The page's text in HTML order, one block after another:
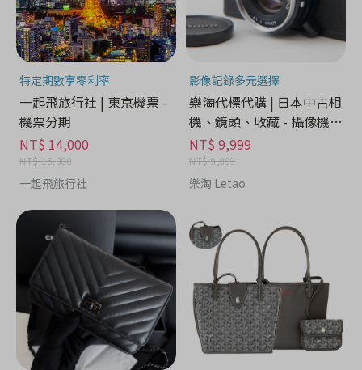
特定期數享零利率
一起飛旅行社 | 東京機票 -
機票分期
NT$ 14,000
NT$ 15,000
一起飛旅行社
影像記錄多元選擇
樂淘代標代購 | 日本中古相
機、鏡頭、收藏 - 攝像機分
期
NT$ 9,999
NT$ 9,999
樂淘 Letao